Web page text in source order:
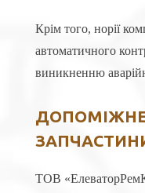
Крім того, норії
автоматичного
виникненню
ТОВ